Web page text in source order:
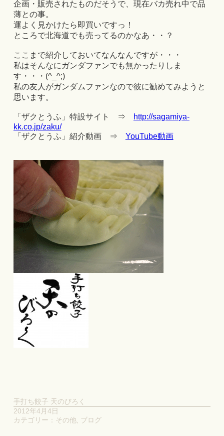
企画・販売されたものだそうで、現在バカ売れ中で品
薄との事。
運よく見かけたら即買いですっ！
ところで北海道でも売ってるのかなあ・・？
ここまで紹介しておいてなんなんですが・・・
私はそんなにガンダファンでも無かったりしま
す・・・(^_^;)
私の友人がガンダムファンなので彼に勧めてみようと
思います。
「ザクとうふ」特設サイト ⇒
http://sagamiya-
kk.co.jp/zaku/
「ザクとうふ」紹介動画 ⇒ YouTube動画
手打ち餃子 天のびろく
2012年4月4日
カテゴリー： その他, ブログ